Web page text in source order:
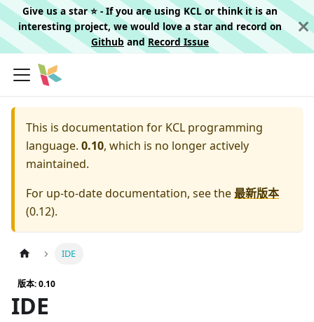
Give us a star ⭐️ - If you are using KCL or think it is an
interesting project, we would love a star and record on
Githuband Record Issue
This is documentation for KCL programming
language. 0.10, which is no longer actively
maintained.
For up-to-date documentation, see the最新版本
(0.12).
IDE
版本: 0.10
IDE